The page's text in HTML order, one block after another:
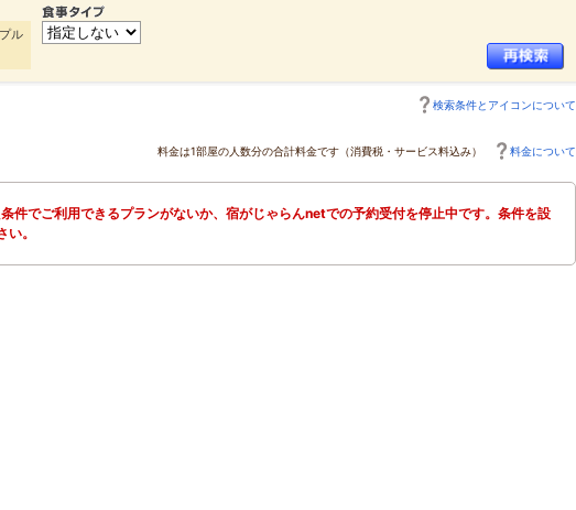
ル
検索条件とアイコンについて
料金は1部屋の人数分の合計料金です（消費税・サービス料込み） 料金について
件でご利用できるプランがないか、宿がじゃらんnetでの予約受付を停止中です。条件を設
。